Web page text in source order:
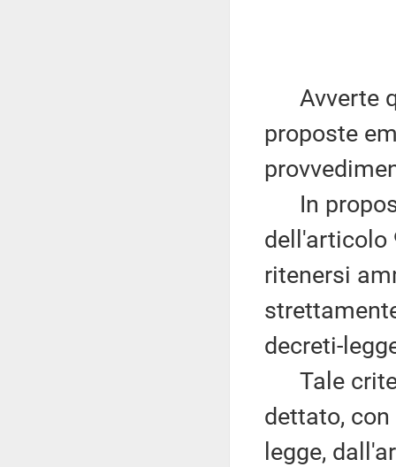
Avverte
proposte
In
dell'articolo
ritenersi
decreti-
Tale
dettato,
legge,